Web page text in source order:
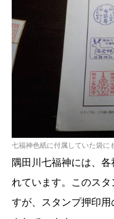
七福神色紙に付属していた袋に
隅田川七福神には、
れています。このス
すが、スタンプ押印